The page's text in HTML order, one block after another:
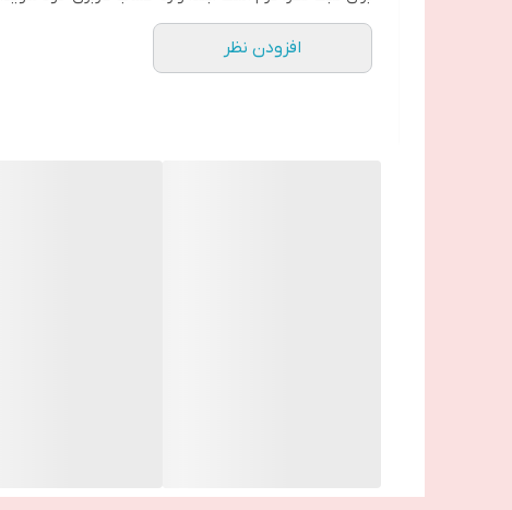
ــــــــــــــــــــــــــــــــــــــــــــــــــ
افزودن نظر